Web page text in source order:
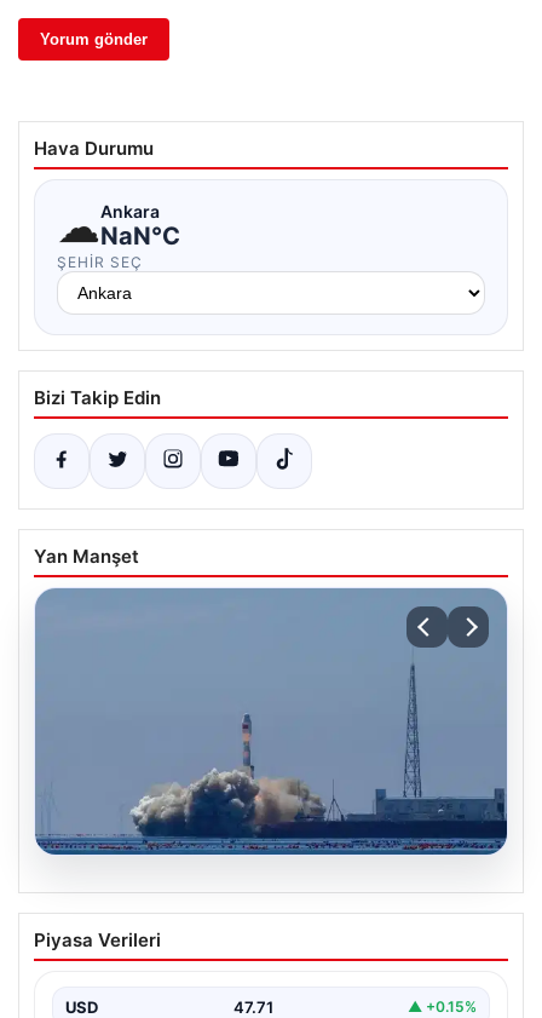
Hava Durumu
☁Ankara
NaN°C
ŞEHIR SEÇ
Bizi Takip Edin
Yan Manşet
Çin, 2 hiperspektral görüntüleme
uydusunu denizden uzaya fırlattı
Piyasa Verileri
USD 47.71 ▲ +0.15%